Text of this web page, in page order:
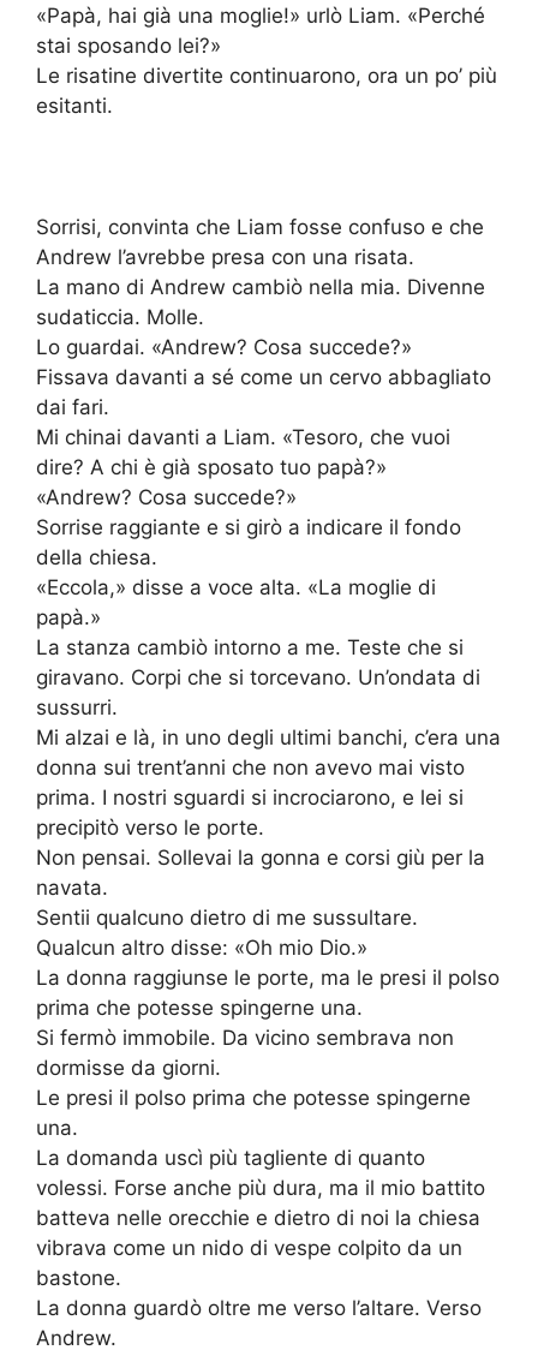
«Papà, hai già una moglie!» urlò Liam. «Perché
stai sposando lei?»
Le risatine divertite continuarono, ora un po’ più
esitanti.
Sorrisi, convinta che Liam fosse confuso e che
Andrew l’avrebbe presa con una risata.
La mano di Andrew cambiò nella mia. Divenne
sudaticcia. Molle.
Lo guardai. «Andrew? Cosa succede?»
Fissava davanti a sé come un cervo abbagliato
dai fari.
Mi chinai davanti a Liam. «Tesoro, che vuoi
dire? A chi è già sposato tuo papà?»
«Andrew? Cosa succede?»
Sorrise raggiante e si girò a indicare il fondo
della chiesa.
«Eccola,» disse a voce alta. «La moglie di
papà.»
La stanza cambiò intorno a me. Teste che si
giravano. Corpi che si torcevano. Un’ondata di
sussurri.
Mi alzai e là, in uno degli ultimi banchi, c’era una
donna sui trent’anni che non avevo mai visto
prima. I nostri sguardi si incrociarono, e lei si
precipitò verso le porte.
Non pensai. Sollevai la gonna e corsi giù per la
navata.
Sentii qualcuno dietro di me sussultare.
Qualcun altro disse: «Oh mio Dio.»
La donna raggiunse le porte, ma le presi il polso
prima che potesse spingerne una.
Si fermò immobile. Da vicino sembrava non
dormisse da giorni.
Le presi il polso prima che potesse spingerne
una.
La domanda uscì più tagliente di quanto
volessi. Forse anche più dura, ma il mio battito
batteva nelle orecchie e dietro di noi la chiesa
vibrava come un nido di vespe colpito da un
bastone.
La donna guardò oltre me verso l’altare. Verso
Andrew.